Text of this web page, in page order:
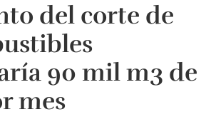
del corte de
90 mil m3 de
mes